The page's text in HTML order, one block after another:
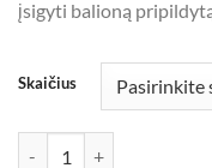
įsigyti balioną
Skaičius